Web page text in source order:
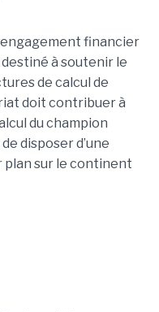
engagement financier
à soutenir le
de calcul de
doit contribuer à
du champion
disposer d’une
plan sur le continent